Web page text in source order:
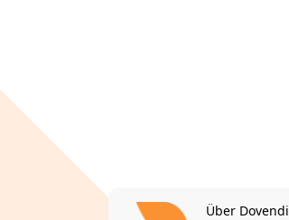
Über Dovendi